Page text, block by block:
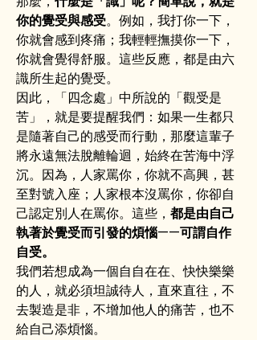
你的覺受與感受。例如，我打你一下，
你就會感到疼痛；我輕輕撫摸你一下，
你就會覺得舒服。這些反應，都是由六
識所生起的覺受。
因此，「四念處」中所說的「觀受是
苦」，就是要提醒我們：如果一生都只
是隨著自己的感受而行動，那麼這輩子
將永遠無法脫離輪迴，始終在苦海中浮
沉。因為，人家罵你，你就不高興，甚
至對號入座；人家根本沒罵你，你卻自
己認定別人在罵你。這些， 都是由自己
執著於覺受而引發的煩惱——可謂自作
自受。
我們若想成為一個自自在在、快快樂樂
的人，就必須坦誠待人，直來直往，不
去製造是非，不增加他人的痛苦，也不
給自己添煩惱。